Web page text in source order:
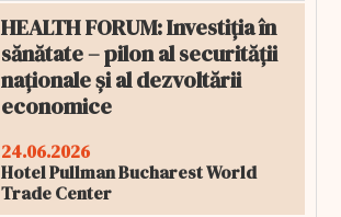
HEALTH FORUM: Investiția în
sănătate – pilon al securității
naționale și al dezvoltării
economice
24.06.2026
Hotel Pullman Bucharest World
Trade Center